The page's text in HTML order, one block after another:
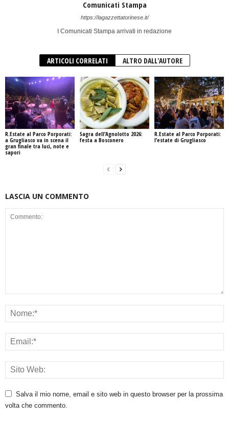
Comunicati Stampa
https://lagazzettatorinese.it/
I Comunicati Stampa arrivati in redazione
ARTICOLI CORRELATI ALTRO DALL'AUTORE
R.Estate al Parco Porporati:
a Grugliasco va in scena il
gran finale tra luci, note e
sapori
Sagra dell’Agnolotto 2026:
festa a Bosconero
R.Estate al Parco Porporati:
l’estate di Grugliasco
LASCIA UN COMMENTO
Salva il mio nome, email e sito web in questo browser per la prossima
volta che commento.